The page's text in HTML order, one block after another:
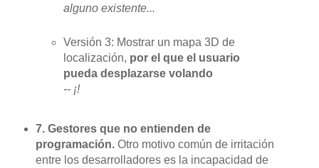
alguno existente...
Versión 3: Mostrar un mapa 3D de
localización, por el que el usuario
pueda desplazarse volando
-- ¡!
7. Gestores que no entienden de
programación. Otro motivo común de irritación
entre los desarrolladores es la incapacidad de